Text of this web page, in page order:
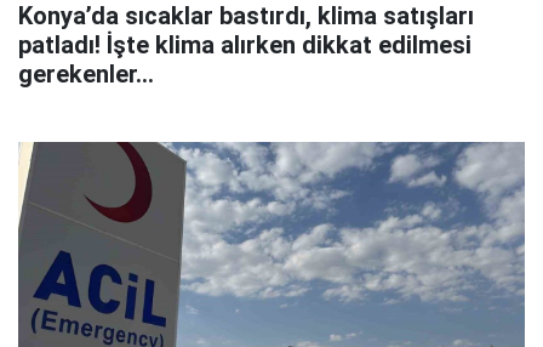
Konya’da sıcaklar bastırdı, klima satışları
patladı! İşte klima alırken dikkat edilmesi
gerekenler…